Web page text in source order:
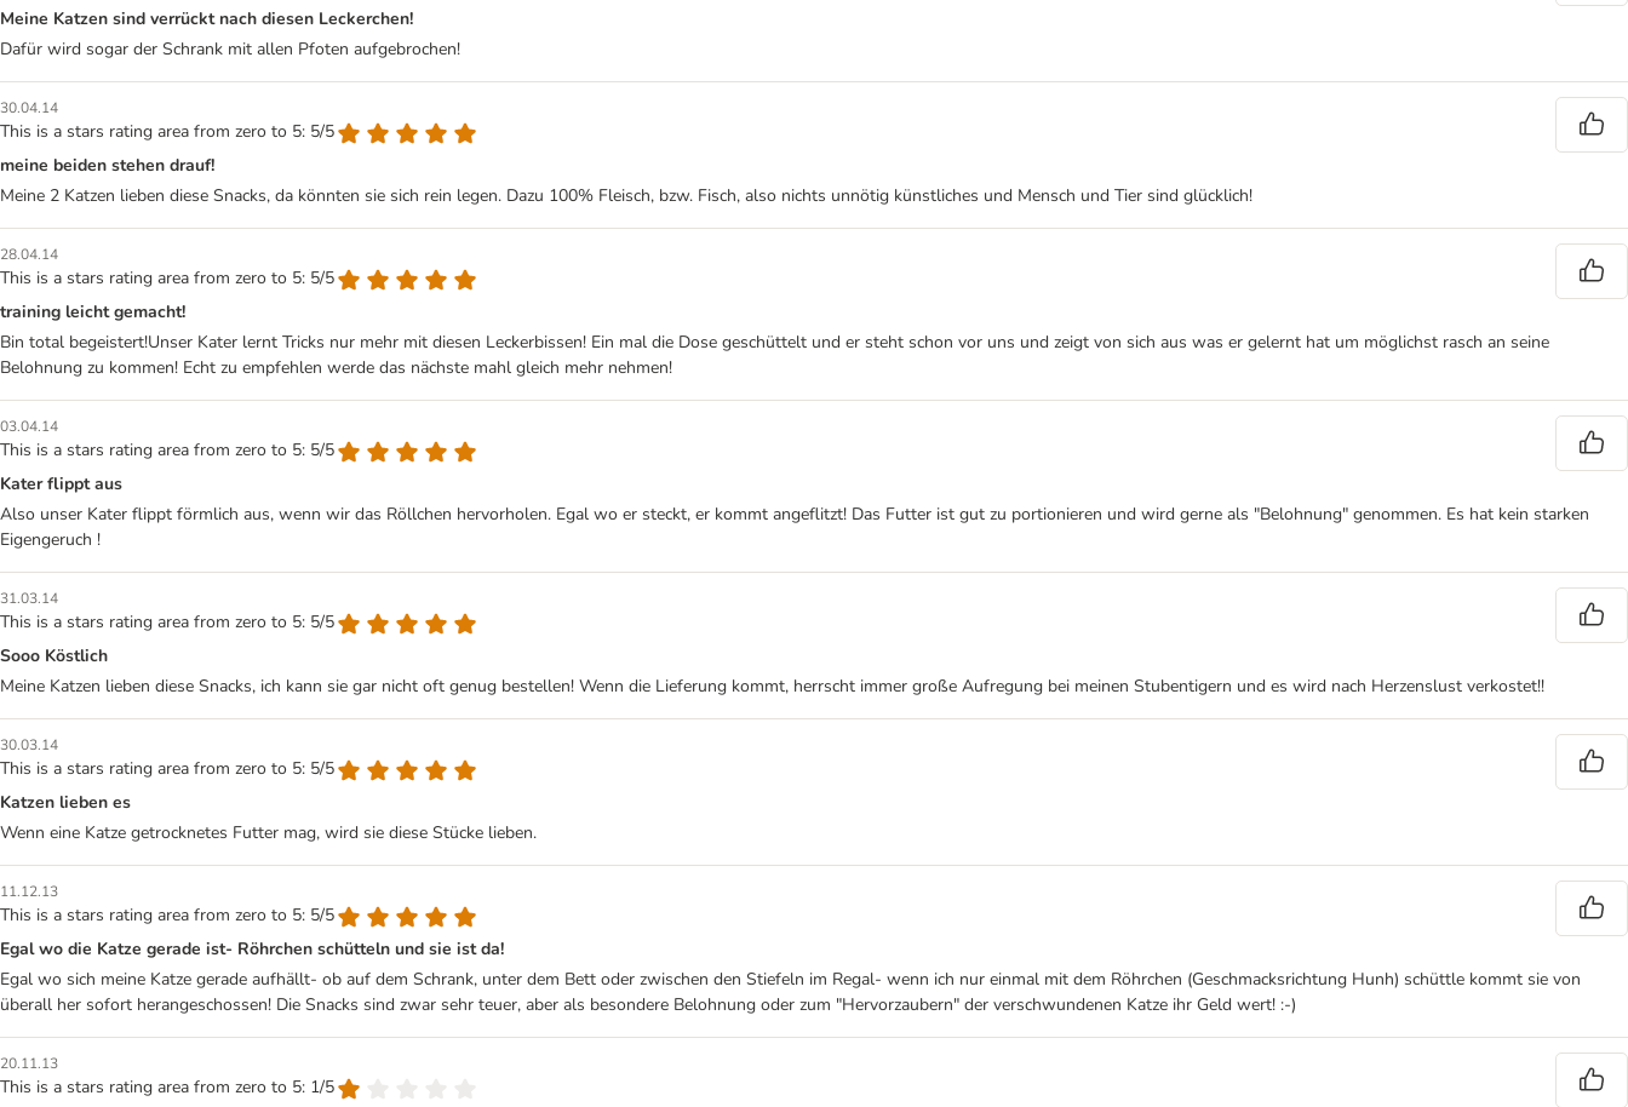
Meine Katzen sind verrückt nach diesen Leckerchen!
Dafür wird sogar der Schrank mit allen Pfoten aufgebrochen!
30.04.14
This is a stars rating area from zero to 5: 5/5
meine beiden stehen drauf!
Meine 2 Katzen lieben diese Snacks, da könnten sie sich rein legen. Dazu 100% Fleisch, bzw. Fisch, also nichts unnötig künstliches und Mensch und Tier sind glücklich!
28.04.14
This is a stars rating area from zero to 5: 5/5
training leicht gemacht!
Bin total begeistert!Unser Kater lernt Tricks nur mehr mit diesen Leckerbissen! Ein mal die Dose geschüttelt und er steht schon vor uns und zeigt von sich aus was er gelernt hat um möglichst rasch an seine
Belohnung zu kommen! Echt zu empfehlen werde das nächste mahl gleich mehr nehmen!
03.04.14
This is a stars rating area from zero to 5: 5/5
Kater flippt aus
Also unser Kater flippt förmlich aus, wenn wir das Röllchen hervorholen. Egal wo er steckt, er kommt angeflitzt! Das Futter ist gut zu portionieren und wird gerne als "Belohnung" genommen. Es hat kein starken
Eigengeruch !
31.03.14
This is a stars rating area from zero to 5: 5/5
Sooo Köstlich
Meine Katzen lieben diese Snacks, ich kann sie gar nicht oft genug bestellen! Wenn die Lieferung kommt, herrscht immer große Aufregung bei meinen Stubentigern und es wird nach Herzenslust verkostet!!
30.03.14
This is a stars rating area from zero to 5: 5/5
Katzen lieben es
Wenn eine Katze getrocknetes Futter mag, wird sie diese Stücke lieben.
11.12.13
This is a stars rating area from zero to 5: 5/5
Egal wo die Katze gerade ist- Röhrchen schütteln und sie ist da!
Egal wo sich meine Katze gerade aufhällt- ob auf dem Schrank, unter dem Bett oder zwischen den Stiefeln im Regal- wenn ich nur einmal mit dem Röhrchen (Geschmacksrichtung Hunh) schüttle kommt sie von
überall her sofort herangeschossen! Die Snacks sind zwar sehr teuer, aber als besondere Belohnung oder zum "Hervorzaubern" der verschwundenen Katze ihr Geld wert! :-)
20.11.13
This is a stars rating area from zero to 5: 1/5